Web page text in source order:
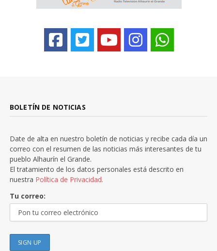
BOLETÍN DE NOTICIAS
Date de alta en nuestro boletín de noticias y recibe cada día un
correo con el resumen de las noticias más interesantes de tu
pueblo Alhaurín el Grande.
El tratamiento de los datos personales está descrito en
nuestra Política de Privacidad.
Tu correo: